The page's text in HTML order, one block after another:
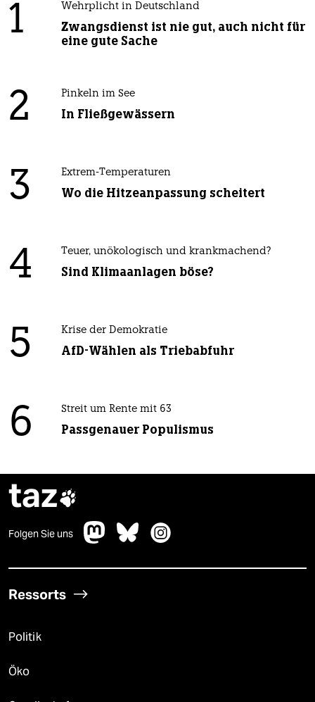
1 Wehrplicht in Deutschland
Zwangsdienst ist nie gut, auch nicht für
eine gute Sache
2 Pinkeln im See
In Fließgewässern
3 Extrem-Temperaturen
Wo die Hitzeanpassung scheitert
4 Teuer, unökologisch und krankmachend?
Sind Klimaanlagen böse?
5 Krise der Demokratie
AfD-Wählen als Triebabfuhr
6 Streit um Rente mit 63
Passgenauer Populismus
taz
Folgen Sie uns
Ressorts
Politik
Öko